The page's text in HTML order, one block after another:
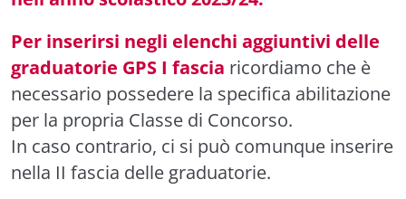
Per inserirsi negli elenchi aggiuntivi delle
graduatorie GPS I fascia ricordiamo che è
necessario possedere la specifica abilitazione
per la propria Classe di Concorso.
In caso contrario, ci si può comunque inserire
nella II fascia delle graduatorie.